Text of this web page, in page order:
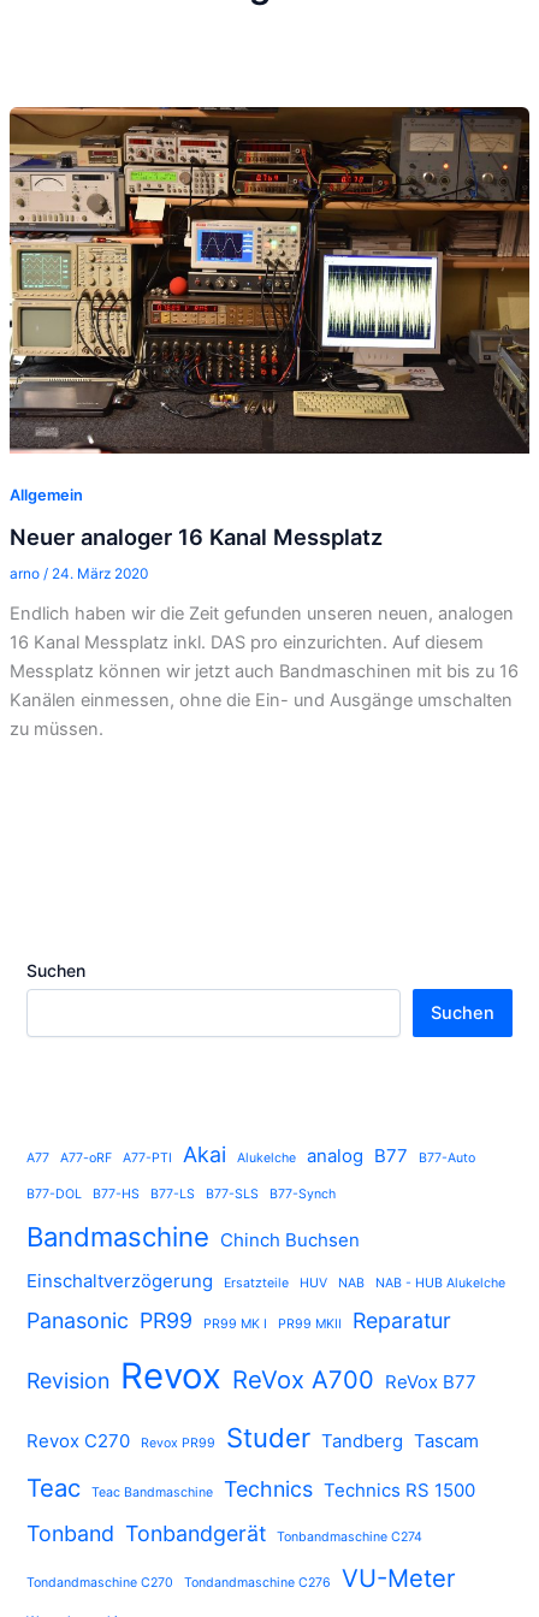
Allgemein
Neuer analoger 16 Kanal Messplatz
arno / 24. März 2020
Endlich haben wir die Zeit gefunden unseren neuen, analogen
16 Kanal Messplatz inkl. DAS pro einzurichten. Auf diesem
Messplatz können wir jetzt auch Bandmaschinen mit bis zu 16
Kanälen einmessen, ohne die Ein- und Ausgänge umschalten
zu müssen.
Suchen
Suchen
A77 A77-oRF A77-PTI Akai Alukelche analog B77 B77-Auto
B77-DOL B77-HS B77-LS B77-SLS B77-Synch
Bandmaschine Chinch Buchsen
Einschaltverzögerung
Ersatzteile HUV NAB NAB - HUB Alukelche
Panasonic PR99 PR99 MK I PR99 MKII Reparatur
Revision Revox ReVox A700 ReVox B77
Revox C270 Revox PR99 Studer Tandberg Tascam
Teac Teac Bandmaschine Technics Technics RS 1500
Tonband Tonbandgerät Tonbandmaschine C274
Tondandmaschine C270 Tondandmaschine C276 VU-Meter